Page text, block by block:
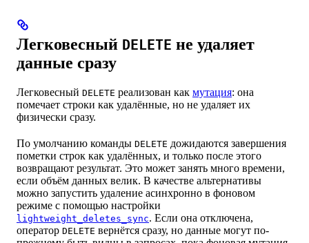
Легковесный DELETE не удаляет
данные сразу
Легковесный DELETE реализован как мутация: она
помечает строки как удалённые, но не удаляет их
физически сразу.
По умолчанию команды DELETE дожидаются завершения
пометки строк как удалённых, и только после этого
возвращают результат. Это может занять много времени,
если объём данных велик. В качестве альтернативы
можно запустить удаление асинхронно в фоновом
режиме с помощью настройки
lightweight_deletes_sync. Если она отключена,
оператор DELETE вернётся сразу, но данные могут по-